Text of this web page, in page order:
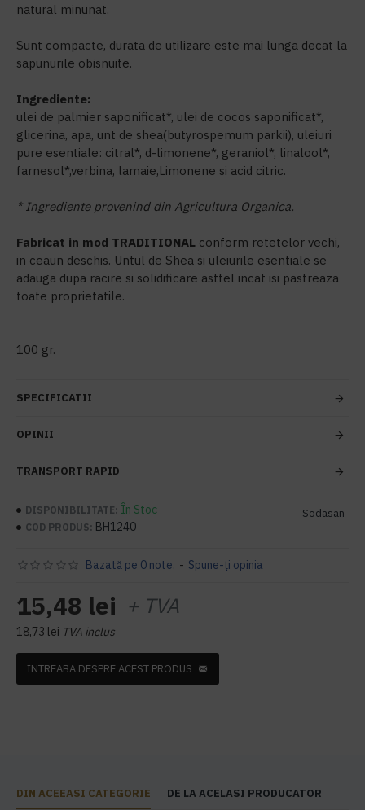
natural minunat.
Sunt compacte, durata de utilizare este mai lunga decat la
sapunurile obisnuite.
Ingrediente:
ulei de palmier saponificat*, ulei de cocos saponificat*,
glicerina, apa, unt de shea(butyrospemum parkii), uleiuri
pure esentiale: citral*, d-limonene*, geraniol*, linalool*,
farnesol*,verbina, lamaie,Limonene si acid citric.
* Ingrediente provenind din Agricultura Organica.
Fabricat in mod TRADITIONAL conform retetelor vechi,
in ceaun deschis. Untul de Shea si uleiurile esentiale se
adauga dupa racire si solidificare astfel incat isi pastreaza
toate proprietatile.
100 gr.
SPECIFICATII
OPINII
TRANSPORT RAPID
DISPONIBILITATE: În Stoc
COD PRODUS: BH1240
Sodasan
Bazată pe 0 note. - Spune-ţi opinia
15,48 lei + TVA
18,73 lei TVA inclus
INTREABA DESPRE ACEST PRODUS
DIN ACEEASI CATEGORIE DE LA ACELASI PRODUCATOR